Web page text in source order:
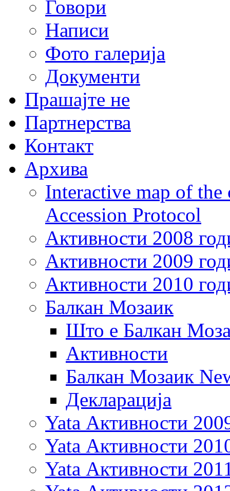
Говори
Написи
Фото галерија
Документи
Прашајте не
Партнерства
Контакт
Архива
Interactive map of
Accession Protocol
Активности 2008
Активности 2009
Активности 2010
Балкан Мозаик
Што е Балкан
Активности
Балкан Мозаик
Декларација
Yata Активности
Yata Активности
Yata Активности